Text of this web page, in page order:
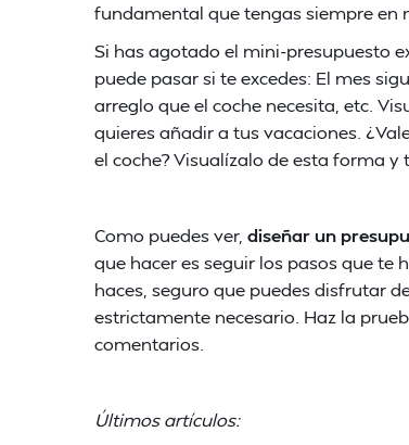
fundamental que tengas siempre en
Si has agotado el mini-presupuesto
puede pasar si te excedes: El mes
arreglo que el coche necesita, etc.
quieres añadir a tus vacaciones.
el coche? Visualízalo de esta forma y
Como puedes ver, diseñar un
que hacer es seguir los pasos que te
haces, seguro que puedes disfrutar
estrictamente necesario. Haz la
comentarios.
Últimos artículos: